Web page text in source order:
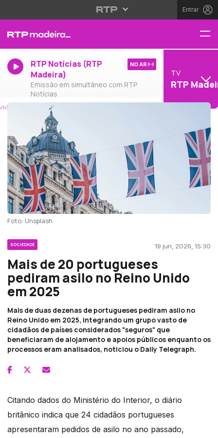
Entrar
RTP Notícias (RTP
Madeira)
Emissão em simultâneo com RTP
Notícias
NO AR
TV
RTP
Foto: Unsplash
SOCIEDADE 19 jun, 2026, 15:30
Mais de 20 portugueses
pediram asilo no Reino Unido
em 2025
Mais de duas dezenas de portugueses pediram asilo no
Reino Unido em 2025, integrando um grupo vasto de
cidadãos de países considerados "seguros" que
beneficiaram de alojamento e apoios públicos enquanto os
processos eram analisados, noticiou o Daily Telegraph.
Citando dados do Ministério do Interior, o diário
britânico indica que 24 cidadãos portugueses
apresentaram pedidos de asilo no ano passado,